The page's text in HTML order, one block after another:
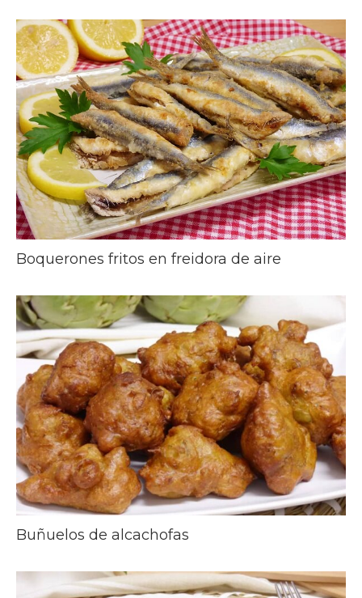
Boquerones fritos en freidora de aire
Buñuelos de alcachofas